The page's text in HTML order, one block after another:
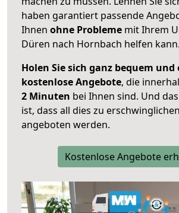
haben garantiert passende
Ihnen ohne Probleme mit Ihrem
Düren nach Hornbach helfen kann.
Holen Sie sich ganz bequem und
kostenlose Angebote, die
2 Minuten bei Ihnen sind. Und
ist, dass all dies zu
angeboten werden.
Kostenlose Angebote